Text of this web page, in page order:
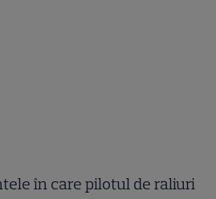
în care pilotul de raliuri